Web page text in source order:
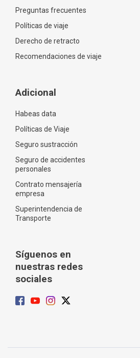
Preguntas frecuentes
Políticas de viaje
Derecho de retracto
Recomendaciones de viaje
Adicional
Habeas data
Políticas de Viaje
Seguro sustracción
Seguro de accidentes
personales
Contrato mensajería
empresa
Superintendencia de
Transporte
Síguenos en
nuestras redes
sociales